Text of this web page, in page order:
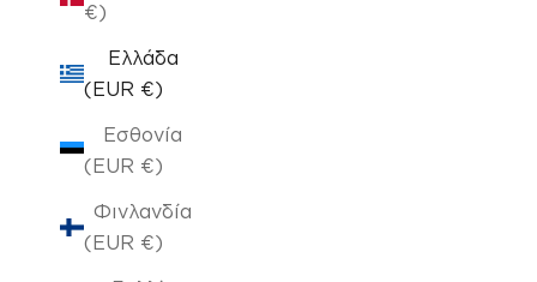
€)
Ελλάδα
(EUR €)
Εσθονία
(EUR €)
Φινλανδία
(EUR €)